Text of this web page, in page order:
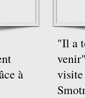
à
"Il a